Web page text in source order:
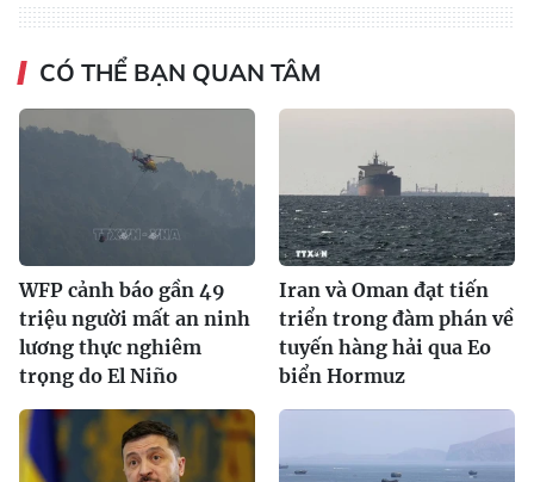
CÓ THỂ BẠN QUAN TÂM
WFP cảnh báo gần 49
triệu người mất an ninh
lương thực nghiêm
trọng do El Niño
Iran và Oman đạt tiến
triển trong đàm phán về
tuyến hàng hải qua Eo
biển Hormuz